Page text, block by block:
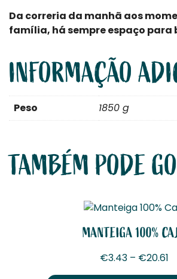
Da correria da manhã aos
família, há sempre espaço para
INFORMAÇÃO
Peso 1850 g
TAMBÉM PODE
MANTEIGA 100%
€3.43 – €20.61